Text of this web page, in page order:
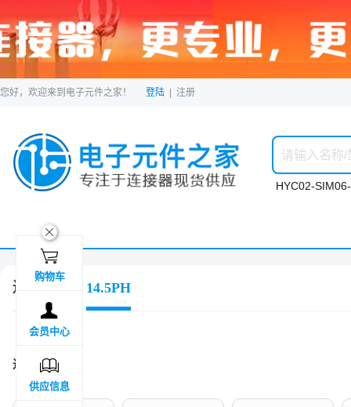
您好，欢迎来到电子元件之家！ 登陆 注册
HYC02-
连接器 14.5PH
过滤结果 :
ဆ

购物车

会员中心

供应信息